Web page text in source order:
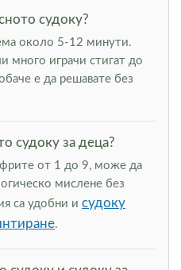
судоку?
около 5-12 минути.
много играчи стигат до
е да решавате без
судоку за деца?
от 1 до 9, може да
мислене без
са удобни и судоку
.